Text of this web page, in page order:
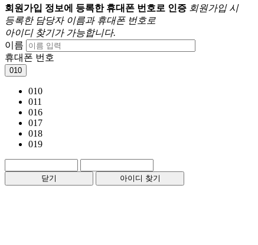
회원가입 정보에 등록한 휴대폰 번호로 인증 회원가입 시
등록한 담당자 이름과 휴대폰 번호로
아이디 찾기가 가능합니다.
이름
휴대폰 번호
010
010
011
016
017
018
019
닫기 아이디 찾기